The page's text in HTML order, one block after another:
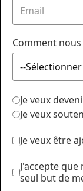
Comment
Je veux
Je veux
Je veux être
J'accepte
seul but de